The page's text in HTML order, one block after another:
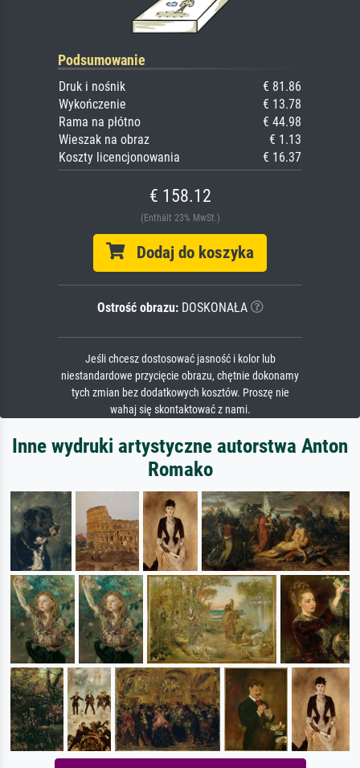
Podsumowanie
Druk i nośnik
€ 81.86
Wykończenie
€ 13.78
Rama na płótno
€ 44.98
Wieszak na obraz
€ 1.13
Koszty licencjonowania
€ 16.37
€ 158.12
(Enthält 23% MwSt.)
Dodaj do koszyka
Ostrość obrazu:DOSKONAŁA
Jeśli chcesz dostosować jasność i kolor lub
niestandardowe przycięcie obrazu, chętnie dokonamy
tych zmian bez dodatkowych kosztów. Proszę nie
wahaj się skontaktować z nami.
Inne wydruki artystyczne autorstwa Anton
Romako